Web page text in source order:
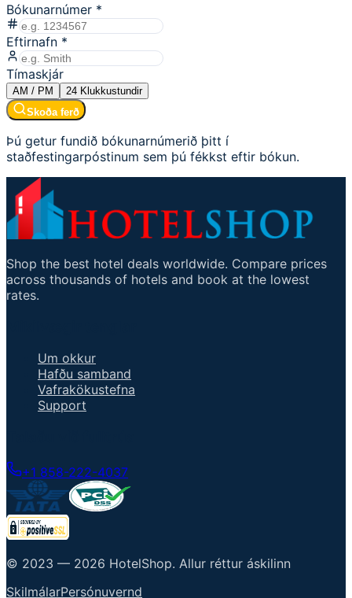
Bókunarnúmer *
Eftirnafn *
Tímaskjár
AM / PM 24 Klukkustundir
Skoða ferð
Þú getur fundið bókunarnúmerið þitt í
staðfestingarpóstinum sem þú fékkst eftir bókun.
Shop the best hotel deals worldwide. Compare prices
across thousands of hotels and book at the lowest
rates.
Um okkur
Hafðu samband
Vafrakökustefna
Support
+1 858-222-4037
© 2023 — 2026 HotelShop. Allur réttur áskilinn
SkilmálarPersónuvernd